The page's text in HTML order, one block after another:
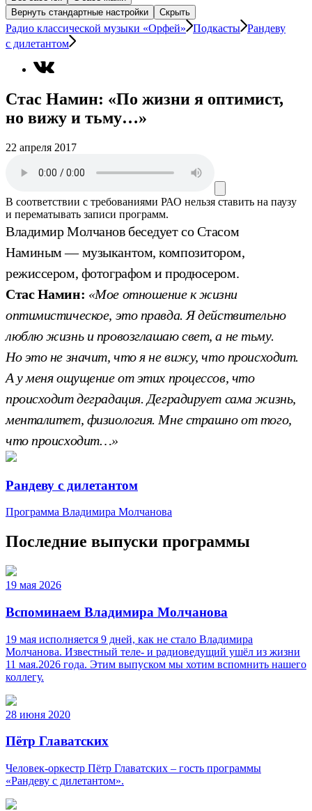
Вернуть стандартные настройки
Скрыть
Радио классической музыки «Орфей» Подкасты Рандеву
с дилетантом
Стас Намин: «По жизни я оптимист,
но вижу и тьму…»
22 апреля 2017
В соответствии с требованиями РАО нельзя ставить на паузу
и перематывать записи программ.
Владимир Молчанов беседует со Стасом
Наминым — музыкантом, композитором,
режиссером, фотографом и продюсером.
Стас Намин: «Мое отношение к жизни
оптимистическое, это правда. Я действительно
люблю жизнь и провозглашаю свет, а не тьму.
Но это не значит, что я не вижу, что происходит.
А у меня ощущение от этих процессов, что
происходит деградация. Деградирует сама жизнь,
менталитет, физиология. Мне страшно от того,
что происходит…»
Рандеву с дилетантом
Программа Владимира Молчанова
Последние выпуски программы
19 мая 2026
Вспоминаем Владимира Молчанова
19 мая исполняется 9 дней, как не стало Владимира
Молчанова. Известный теле‑ и радиоведущий ушёл из жизни
11 мая.2026 года. Этим выпуском мы хотим вспомнить нашего
коллегу.
28 июня 2020
Пётр Главатских
Человек-оркестр Пётр Главатских – гость программы
«Рандеву с дилетантом».